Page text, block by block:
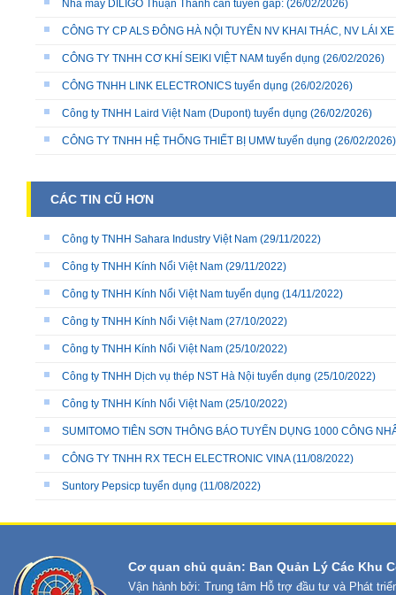
Nhà máy DILIGO Thuận Thành cần tuyển gấp: (26/02/2026)
CÔNG TY CP ALS ĐÔNG HÀ NỘI TUYỂN NV KHAI THÁC, NV LÁI
CÔNG TY TNHH CƠ KHÍ SEIKI VIỆT NAM tuyển dụng (26/02/2026)
CÔNG TNHH LINK ELECTRONICS tuyển dụng (26/02/2026)
Công ty TNHH Laird Việt Nam (Dupont) tuyển dụng (26/02/2026)
CÔNG TY TNHH HỆ THỐNG THIẾT BỊ UMW tuyển dụng (26/02/2026)
CÁC TIN CŨ HƠN
Công ty TNHH Sahara Industry Việt Nam (29/11/2022)
Công ty TNHH Kính Nổi Việt Nam (29/11/2022)
Công ty TNHH Kính Nổi Việt Nam tuyển dụng (14/11/2022)
Công ty TNHH Kính Nổi Việt Nam (27/10/2022)
Công ty TNHH Kính Nổi Việt Nam (25/10/2022)
Công ty TNHH Dịch vụ thép NST Hà Nội tuyển dụng (25/10/2022)
Công ty TNHH Kính Nổi Việt Nam (25/10/2022)
SUMITOMO TIÊN SƠN THÔNG BÁO TUYỂN DỤNG 1000 CÔNG
CÔNG TY TNHH RX TECH ELECTRONIC VINA(11/08/2022)
Suntory Pepsicp tuyển dụng (11/08/2022)
Cơ quan chủ quản: Ban Quản Lý Các Khu
Vận hành bởi: Trung tâm Hỗ trợ đầu tư và Phát